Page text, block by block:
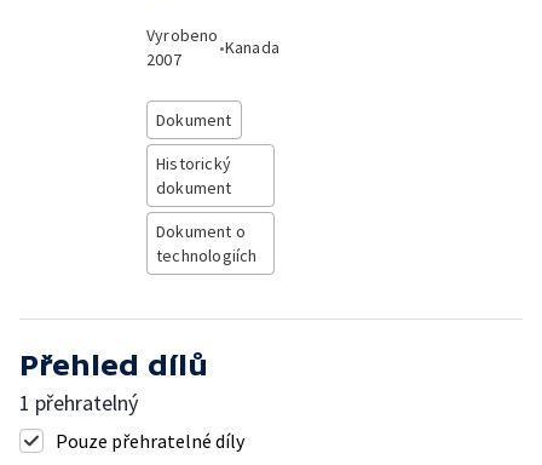
Vyrobeno
2007
•Kanada
Dokument
Historický
dokument
Dokument o
technologiích
Přehled dílů
1 přehratelný
Pouze přehratelné díly